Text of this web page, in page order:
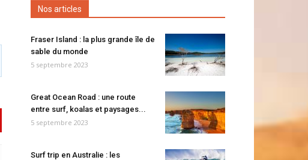
Nos articles
Fraser Island : la plus grande île de
sable du monde
5 septembre 2023
Great Ocean Road : une route
entre surf, koalas et paysages...
5 septembre 2023
Surf trip en Australie : les